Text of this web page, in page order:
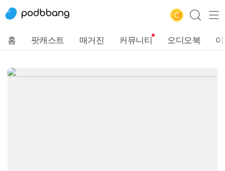
홈 팟캐스트 매거진 커뮤니티 오디오북